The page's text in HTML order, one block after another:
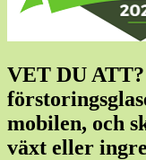
VET DU
mobilen, och
växt eller